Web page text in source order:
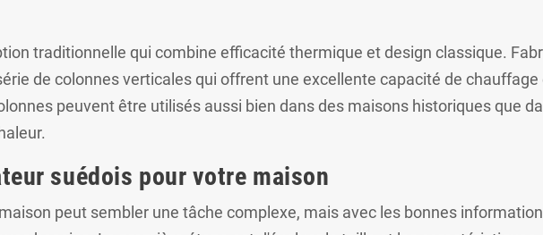
traditionnelle qui combine efficacité thermique et design classique.
de colonnes verticales qui offrent une excellente capacité de
peuvent être utilisés aussi bien dans des maisons historiques que
suédois pour votre maison
peut sembler une tâche complexe, mais avec les bonnes